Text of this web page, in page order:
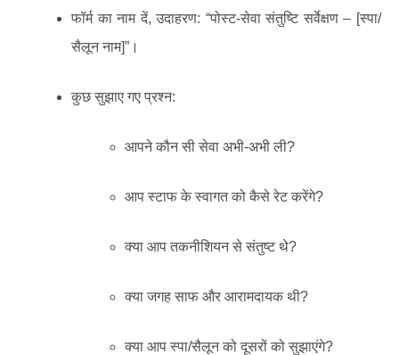
फॉर्म का नाम दें, उदाहरण: “पोस्ट-सेवा संतुष्टि सर्वेक्षण – [स्पा/
सैलून नाम]”।
कुछ सुझाए गए प्रश्न:
आपने कौन सी सेवा अभी-अभी ली?
आप स्टाफ के स्वागत को कैसे रेट करेंगे?
क्या आप तकनीशियन से संतुष्ट थे?
क्या जगह साफ और आरामदायक थी?
क्या आप स्पा/सैलून को दूसरों को सुझाएंगे?